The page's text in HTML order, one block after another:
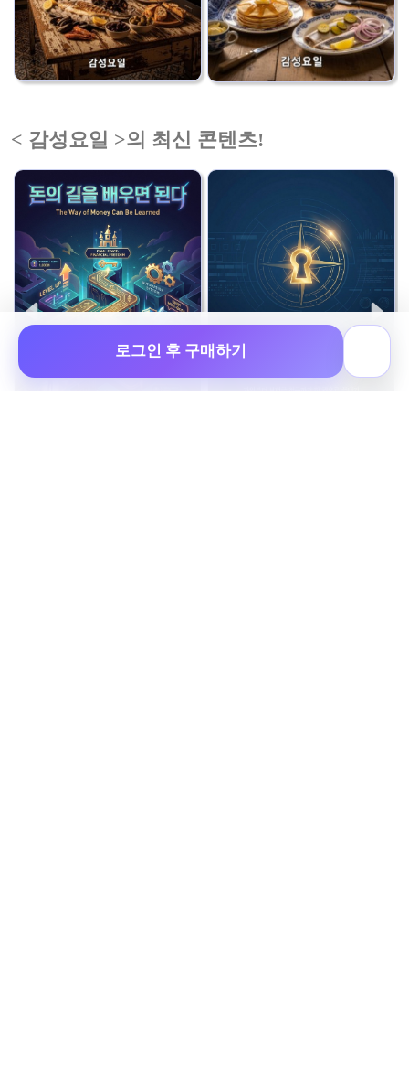
로그인 후 구매하기
< 감성요일 >의 최신 콘텐츠!